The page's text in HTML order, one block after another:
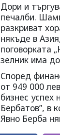
Дори и
печалби.
разкриват
някъде в
поговорката
зелник има
Според
от 949 000
бизнес
Бербатов”, в
Явно Берба